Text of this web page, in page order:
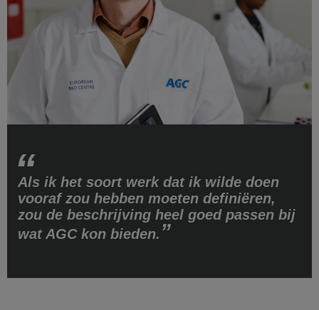
Als ik het soort werk dat ik wilde doen
vooraf zou hebben moeten definiëren,
zou de beschrijving heel goed passen bij
wat AGC kon bieden.